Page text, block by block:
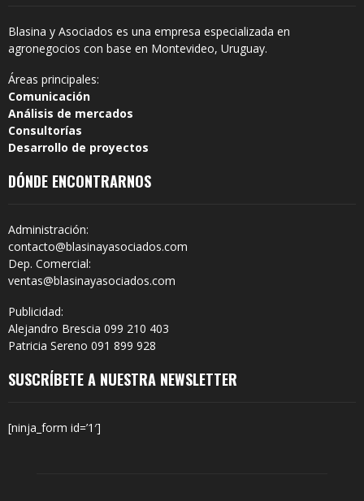
Blasina y Asociados es una empresa especializada en
agronegocios con base en Montevideo, Uruguay.
Áreas principales:
Comunicación
Análisis de mercados
Consultorías
Desarrollo de proyectos
DÓNDE ENCONTRARNOS
Administración:
contacto@blasinayasociados.com
Dep. Comercial:
ventas@blasinayasociados.com
Publicidad:
Alejandro Brescia 099 210 403
Patricia Sereno 091 899 928
SUSCRÍBETE A NUESTRA NEWSLETTER
[ninja_form id=’1′]